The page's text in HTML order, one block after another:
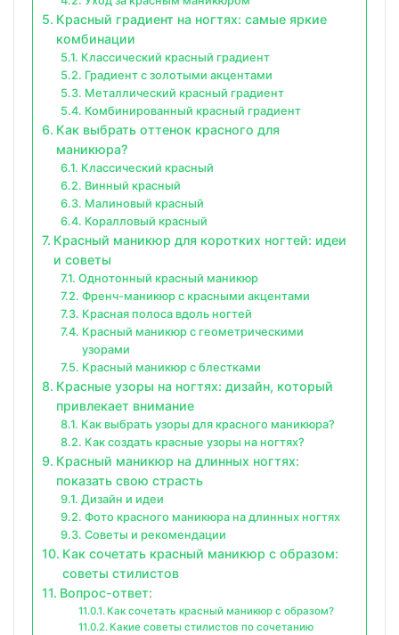
Красный градиент на ногтях: самые яркие
комбинации
Классический красный градиент
Градиент с золотыми акцентами
Металлический красный градиент
Комбинированный красный градиент
Как выбрать оттенок красного для
маникюра?
Классический красный
Винный красный
Малиновый красный
Коралловый красный
Красный маникюр для коротких ногтей: идеи
и советы
Однотонный красный маникюр
Френч-маникюр с красными акцентами
Красная полоса вдоль ногтей
Красный маникюр с геометрическими
узорами
Красный маникюр с блестками
Красные узоры на ногтях: дизайн, который
привлекает внимание
Как выбрать узоры для красного маникюра?
Как создать красные узоры на ногтях?
Красный маникюр на длинных ногтях:
показать свою страсть
Дизайн и идеи
Фото красного маникюра на длинных ногтях
Советы и рекомендации
Как сочетать красный маникюр с образом:
советы стилистов
Вопрос-ответ:
Как сочетать красный маникюр с образом?
Какие советы стилистов по сочетанию